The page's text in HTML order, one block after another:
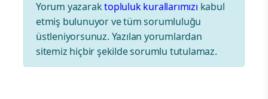
Yorum yazaraktopluluk kurallarımızı kabul
etmiş bulunuyor ve tüm sorumluluğu
üstleniyorsunuz. Yazılan yorumlardan
sitemiz hiçbir şekilde sorumlu tutulamaz.